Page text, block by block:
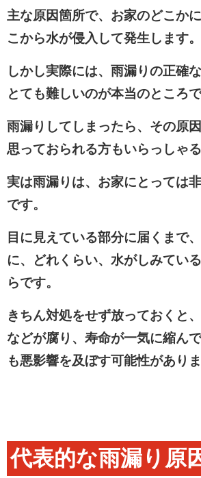
主な原因箇所で、お家のどこか
こから水が侵入して発生します。
しかし実際には、雨漏りの正確
とても難しいのが本当のところで
雨漏りしてしまったら、その原
思っておられる方もいらっしゃ
実は雨漏りは、お家にとっては
です。
目に見えている部分に届くまで
に、どれくらい、水がしみてい
らです。
きちん対処をせず放っておくと
などが腐り、寿命が一気に縮ん
も悪影響を及ぼす可能性がありま
代表的な雨漏り原